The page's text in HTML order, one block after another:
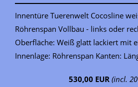
Innentüre Tuerenwelt Cocosline
Röhrenspan Vollbau - links oder
Oberfläche: Weiß glatt lackiert mit
Innenlage: Röhrenspan Kanten:
530,00 EUR (incl.